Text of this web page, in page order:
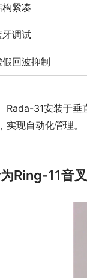
构紧凑
牙调试
假回波抑制
31安装于垂直
实现自动化管理。
Ring-11音